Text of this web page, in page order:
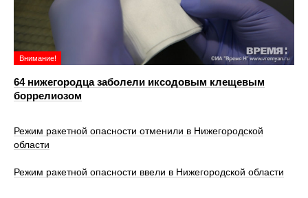
Внимание!
64 нижегородца заболели иксодовым клещевым
боррелиозом
Режим ракетной опасности отменили в Нижегородской
области
Режим ракетной опасности ввели в Нижегородской области